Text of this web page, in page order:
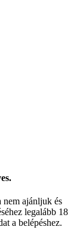
nem ajánljuk és
legalább 18
a belépéshez.